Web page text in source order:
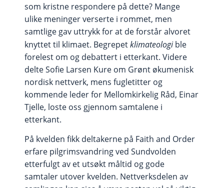
som kristne respondere på dette? Mange
ulike meninger verserte i rommet, men
samtlige gav uttrykk for at de forstår alvoret
knyttet til klimaet. Begrepetklimateologible
forelest om og debattert i etterkant. Videre
delte Sofie Larsen Kure om Grønt økumenisk
nordisk nettverk, mens fugletitter og
kommende leder for Mellomkirkelig Råd, Einar
Tjelle, loste oss gjennom samtalene i
etterkant.
På kvelden fikk deltakerne på Faith and Order
erfare pilgrimsvandring ved Sundvolden
etterfulgt av et utsøkt måltid og gode
samtaler utover kvelden. Nettverksdelen av